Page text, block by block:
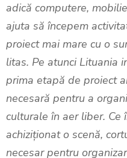
adică computere,
ajuta să începem
proiect mai mare cu o
litas. Pe atunci Lituania
prima etapă de proiect
necesară pentru a
culturale în aer liber. Ce
achiziționat o scenă,
necesar pentru